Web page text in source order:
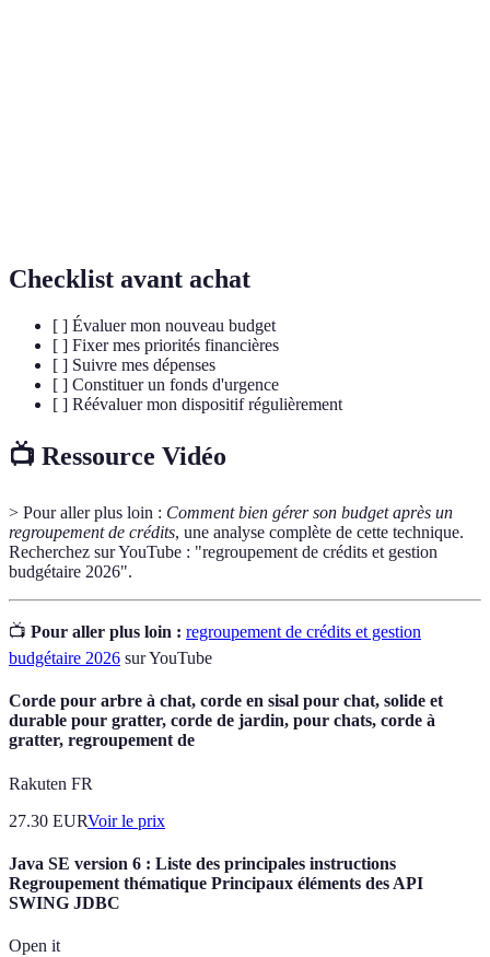
Checklist avant achat
[ ] Évaluer mon nouveau budget
[ ] Fixer mes priorités financières
[ ] Suivre mes dépenses
[ ] Constituer un fonds d'urgence
[ ] Réévaluer mon dispositif régulièrement
📺 Ressource Vidéo
> Pour aller plus loin : Comment bien gérer son budget après un
regroupement de crédits, une analyse complète de cette technique.
Recherchez sur YouTube : "regroupement de crédits et gestion
budgétaire 2026".
📺 Pour aller plus loin : regroupement de crédits et gestion
budgétaire 2026 sur YouTube
Corde pour arbre à chat, corde en sisal pour chat, solide et
durable pour gratter, corde de jardin, pour chats, corde à
gratter, regroupement de
Rakuten FR
27.30 EURVoir le prix
Java SE version 6 : Liste des principales instructions
Regroupement thématique Principaux éléments des API
SWING JDBC
Open it